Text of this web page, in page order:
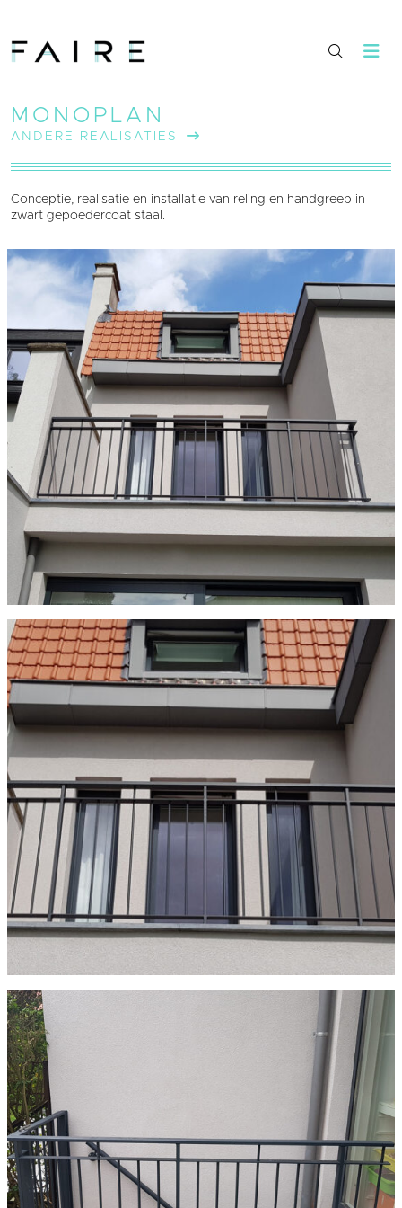
MONOPLAN
ANDERE REALISATIES
Conceptie, realisatie en installatie van reling en handgreep in
zwart gepoedercoat staal.